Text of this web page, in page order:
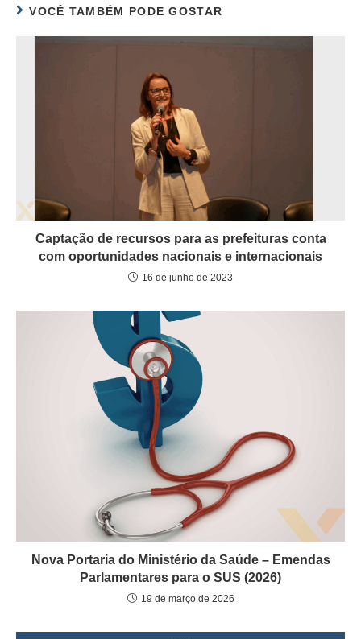
VOCÊ TAMBÉM PODE GOSTAR
Captação de recursos para as prefeituras conta
com oportunidades nacionais e internacionais
16 de junho de 2023
Nova Portaria do Ministério da Saúde – Emendas
Parlamentares para o SUS (2026)
19 de março de 2026